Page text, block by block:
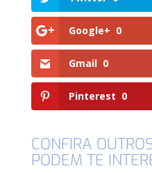
Google+ 0
Gmail 0
Pinterest 0
CONFIRA
PODEM TE